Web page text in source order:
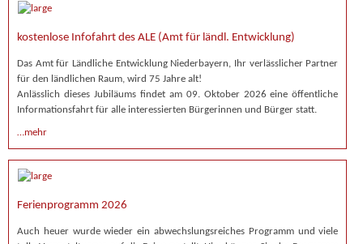
kostenlose Infofahrt des ALE (Amt für ländl. Entwicklung)
Das Amt für Ländliche Entwicklung Niederbayern, Ihr verlässlicher Partner
für den ländlichen Raum, wird 75 Jahre alt!
Anlässlich dieses Jubiläums findet am 09. Oktober 2026 eine öffentliche
Informationsfahrt für alle interessierten Bürgerinnen und Bürger statt.
…mehr
Ferienprogramm 2026
Auch heuer wurde wieder ein abwechslungsreiches Programm und viele